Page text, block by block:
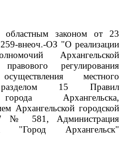
областным законом от 23
внеоч.-ОЗ "О реализации
Архангельской
регулирования
местного
разделом 15 Правил
Архангельска,
Архангельской городской
№ 581, Администрация
"Город Архангельск"